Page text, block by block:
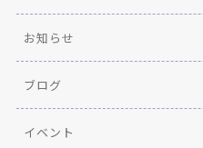
お知らせ
ブログ
イベント